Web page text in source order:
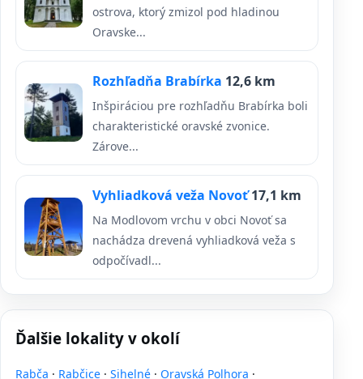
ostrova, ktorý zmizol pod hladinou
Oravske...
Rozhľadňa Brabírka 12,6 km
Inšpiráciou pre rozhľadňu Brabírka boli
charakteristické oravské zvonice.
Zárove...
Vyhliadková veža Novoť17,1 km
Na Modlovom vrchu v obci Novoť sa
nachádza drevená vyhliadková veža s
odpočívadl...
Ďalšie lokality v okolí
Rabča · Rabčice · Sihelné · Oravská Polhora ·